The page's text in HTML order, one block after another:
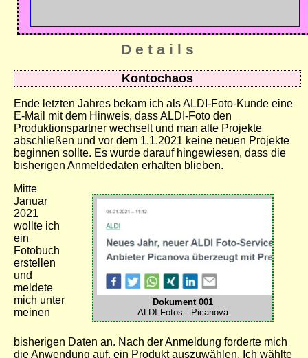
D e t a i l s
Kontochaos
Ende letzten Jahres bekam ich als ALDI-Foto-Kunde eine
E-Mail mit dem Hinweis, dass ALDI-Foto den
Produktionspartner wechselt und man alte Projekte
abschließen und vor dem 1.1.2021 keine neuen Projekte
beginnen sollte. Es wurde darauf hingewiesen, dass die
bisherigen Anmeldedaten erhalten blieben.
Dokument 001
ALDI Fotos - Picanova
Mitte
Januar
2021
wollte ich
ein
Fotobuch
erstellen
und
meldete
mich unter
meinen
bisherigen Daten an. Nach der Anmeldung forderte mich
die Anwendung auf, ein Produkt auszuwählen. Ich wählte